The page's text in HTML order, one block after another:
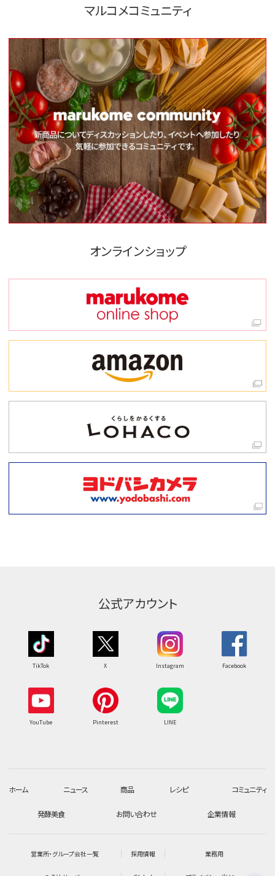
マルコメコミュニティ
オンラインショップ
公式アカウント
TikTok X Instagram Facebook
YouTube Pinterest LINE
ホーム ニュース 商品 レシピ コミュニティ
発酵美食 お問い合わせ 企業情報
営業所・グループ会社一覧 採用情報 業務用